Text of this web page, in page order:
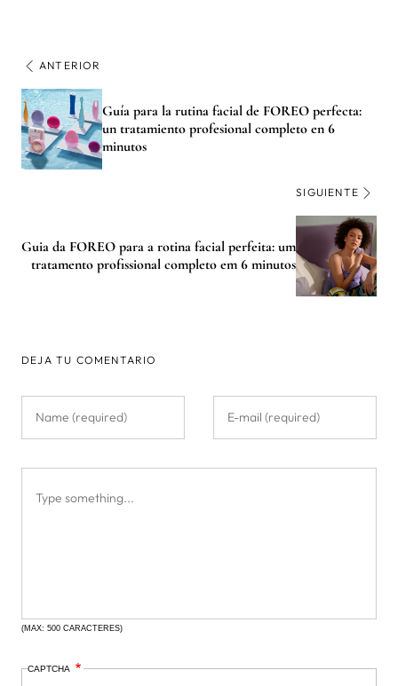
ANTERIOR
Guía para la rutina facial de FOREO perfecta:
un tratamiento profesional completo en 6
minutos
SIGUIENTE
Guia da FOREO para a rotina facial perfeita: um
tratamento profissional completo em 6 minutos
DEJA TU COMENTARIO
(MAX: 500 CARACTERES)
CAPTCHA